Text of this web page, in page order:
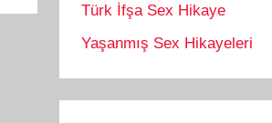
Türk İfşa Sex Hikaye
Yaşanmış Sex Hikayeleri